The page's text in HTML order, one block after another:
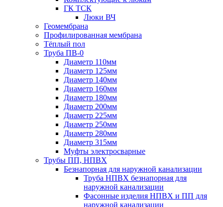
ГК ТСК
Люки ВЧ
Геомембрана
Профилированная мембрана
Тёплый пол
Труба ПВ-0
Диаметр 110мм
Диаметр 125мм
Диаметр 140мм
Диаметр 160мм
Диаметр 180мм
Диаметр 200мм
Диаметр 225мм
Диаметр 250мм
Диаметр 280мм
Диаметр 315мм
Муфты электросварные
Трубы ПП, НПВХ
Безнапорная для наружной канализации
Труба НПВХ безнапорная для
наружной канализации
Фасонные изделия НПВХ и ПП для
наружной канализации